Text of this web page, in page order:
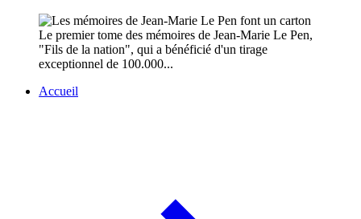
Le premier tome des mémoires de Jean-Marie Le Pen,
"Fils de la nation", qui a bénéficié d'un tirage
exceptionnel de 100.000...
Accueil